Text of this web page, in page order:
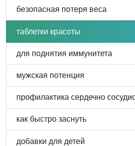
безопасная потеря веса
таблетки красоты
для поднятия иммунитета
мужская потенция
профилактика сердечно
как быстро заснуть
добавки для детей